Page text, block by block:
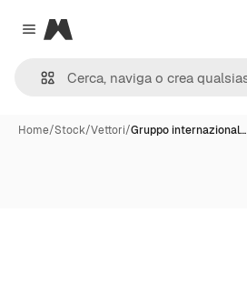
Close menu
Magnific
Home/Stock/Vettori/Gruppo internazional…